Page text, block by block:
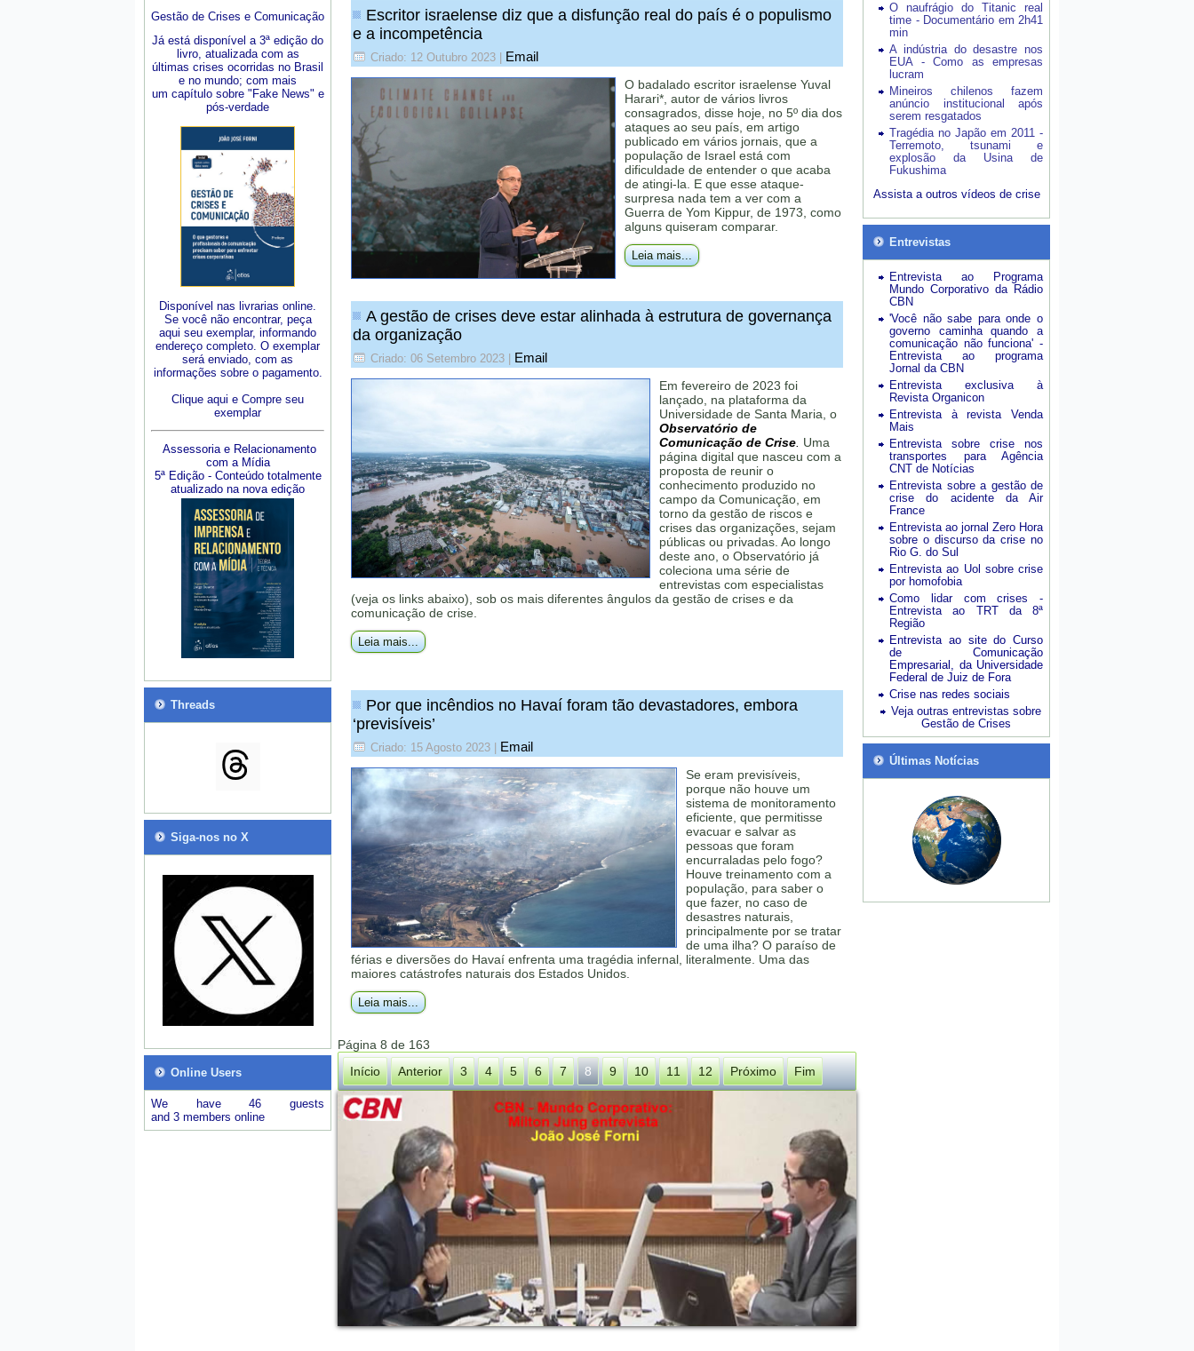
Gestão de Crises e Comunicação
Já está disponível a 3ª edição do
livro, atualizada com as
últimas crises ocorridas no Brasil
e no mundo; com mais
um capítulo sobre "Fake News" e
pós-verdade
Disponível nas livrarias online.
Se você não encontrar, peça
aqui seu exemplar, informando
endereço completo. O exemplar
será enviado, com as
informações sobre o pagamento.
Clique aqui e Compre seu
exemplar
Assessoria e Relacionamento
com a Mídia
5ª Edição - Conteúdo totalmente
atualizado na nova edição
Threads
Siga-nos no X
Online Users
We have 46 guests
and 3 members online
Escritor israelense diz que a disfunção real do país é o populismo
e a incompetência
Criado: 12 Outubro 2023 Email
O badalado escritor israelense Yuval
Harari*, autor de vários livros
consagrados, disse hoje, no 5º dia dos
ataques ao seu país, em artigo
publicado em vários jornais, que a
população de Israel está com
dificuldade de entender o que acaba
de atingi-la. E que esse ataque-
surpresa nada tem a ver com a
Guerra de Yom Kippur, de 1973, como
alguns quiseram comparar.
Leia mais...
A gestão de crises deve estar alinhada à estrutura de governança
da organização
Criado: 06 Setembro 2023 Email
Em fevereiro de 2023 foi
lançado, na plataforma da
Universidade de Santa Maria, o
Observatório de
Comunicação de Crise Uma
página digital que nasceu com a
proposta de reunir o
conhecimento produzido no
campo da Comunicação, em
torno da gestão de riscos e
crises das organizações, sejam
públicas ou privadas. Ao longo
deste ano, o Observatório já
coleciona uma série de
entrevistas com especialistas
(veja os links abaixo), sob os mais diferentes ângulos da gestão de crises e da
comunicação de crise.
Leia mais...
Por que incêndios no Havaí foram tão devastadores, embora
‘previsíveis’
Criado: 15 Agosto 2023 Email
Se eram previsíveis,
porque não houve um
sistema de monitoramento
eficiente, que permitisse
evacuar e salvar as
pessoas que foram
encurraladas pelo fogo?
Houve treinamento com a
população, para saber o
que fazer, no caso de
desastres naturais,
principalmente por se tratar
de uma ilha? O paraíso de
férias e diversões do Havaí enfrenta uma tragédia infernal, literalmente. Uma das
maiores catástrofes naturais dos Estados Unidos.
Leia mais...
Página 8 de 163
Início
Anterior 3 4 5 6 7 8 9 10 11 12 Próximo Fim
O naufrágio do Titanic real
time - Documentário em 2h41
min
A indústria do desastre nos
EUA - Como as empresas
lucram
Mineiros chilenos fazem
anúncio institucional após
serem resgatados
Tragédia no Japão em 2011 -
Terremoto, tsunami e
explosão da Usina de
Fukushima
Assista a outros vídeos de crise
Entrevistas
Entrevista ao Programa
Mundo Corporativo da Rádio
CBN
'Você não sabe para onde o
governo caminha quando a
comunicação não funciona' -
Entrevista ao programa
Jornal da CBN
Entrevista exclusiva à
Revista Organicon
Entrevista à revista Venda
Mais
Entrevista sobre crise nos
transportes para Agência
CNT de Notícias
Entrevista sobre a gestão de
crise do acidente da Air
France
Entrevista ao jornal Zero Hora
sobre o discurso da crise no
Rio G. do Sul
Entrevista ao Uol sobre crise
por homofobia
Como lidar com crises -
Entrevista ao TRT da 8ª
Região
Entrevista ao site do Curso
de Comunicação
Empresarial, da Universidade
Federal de Juiz de Fora
Crise nas redes sociais
Veja outras entrevistas sobre
Gestão de Crises
Últimas Notícias